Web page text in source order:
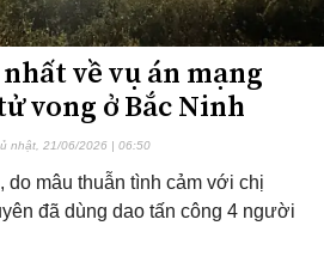
về vụ án mạng
vong ở Bắc Ninh
nhật, 21/06/2026 | 06:50
do mâu thuẫn tình cảm với chị
đã dùng dao tấn công 4 người